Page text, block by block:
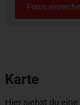
Fotos
Karte
Hier siehst du